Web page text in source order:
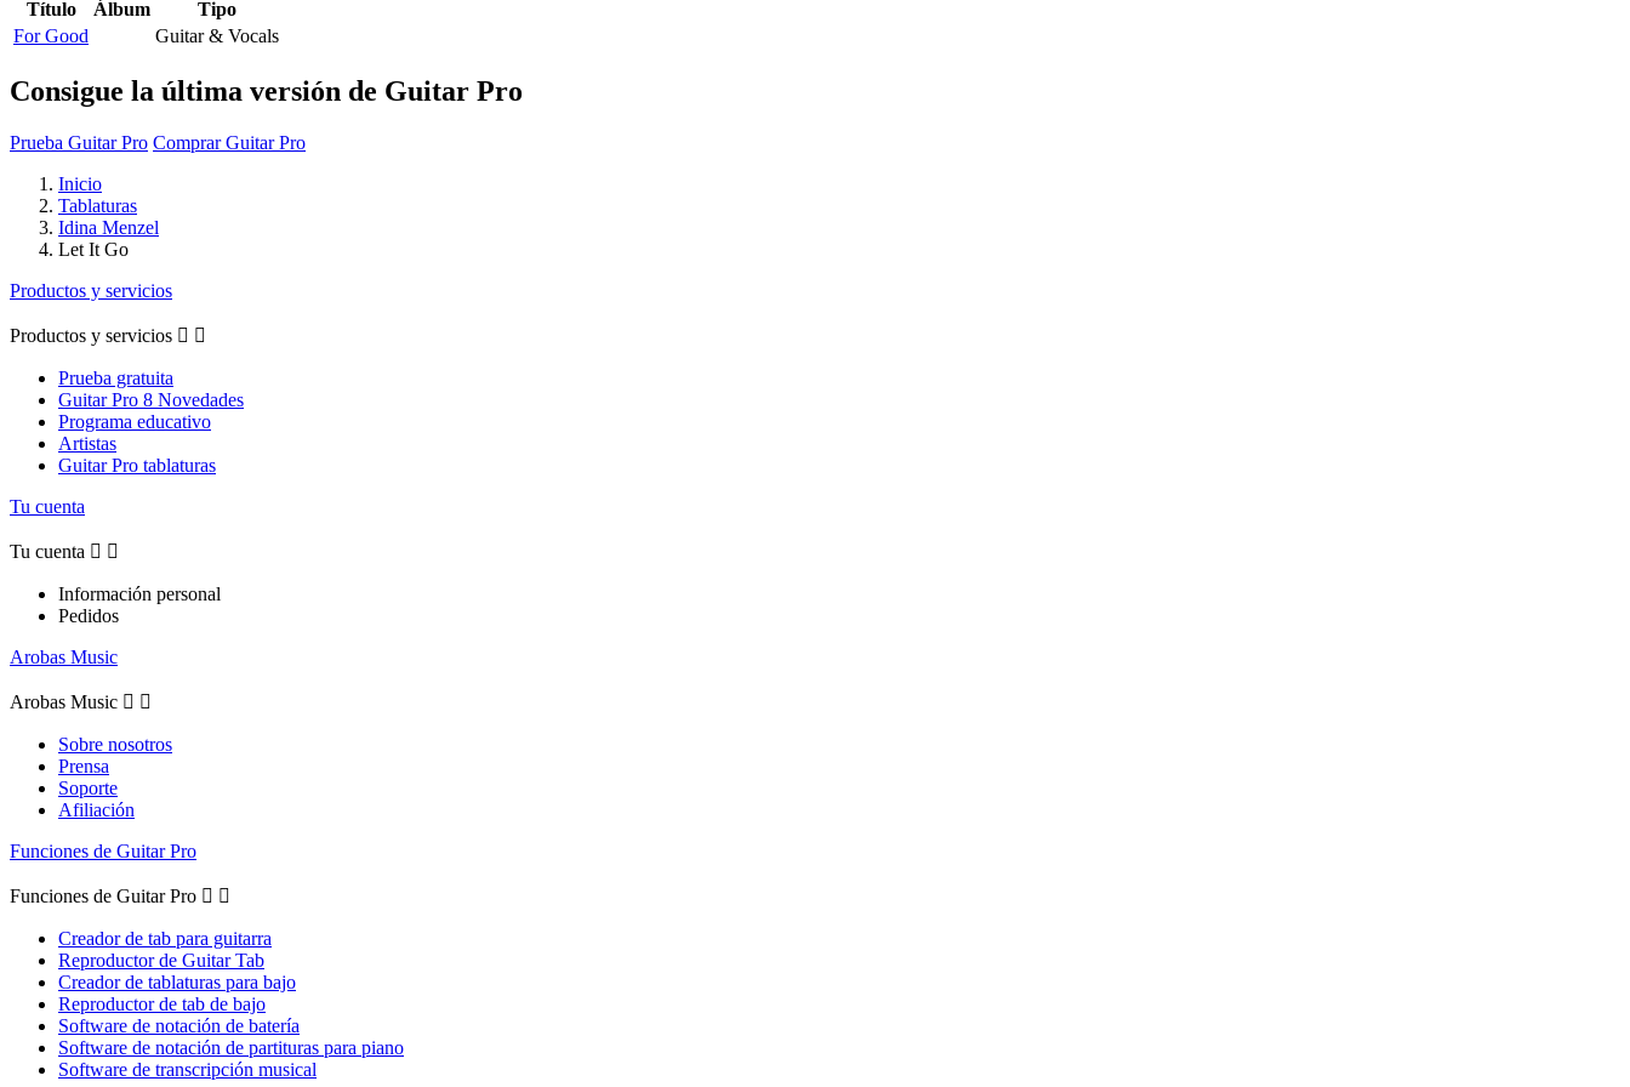
Título Álbum
Tipo
For Good
Guitar & Vocals
Consigue la última versión de Guitar Pro
Prueba Guitar Pro Comprar Guitar Pro
Inicio
Tablaturas
Idina Menzel
Let It Go
Productos y servicios
Productos y servicios  
Prueba gratuita
Guitar Pro 8 Novedades
Programa educativo
Artistas
Guitar Pro tablaturas
Tu cuenta
Tu cuenta  
Información personal
Pedidos
Arobas Music
Arobas Music  
Sobre nosotros
Prensa
Soporte
Afiliación
Funciones de Guitar Pro
Funciones de Guitar Pro  
Creador de tab para guitarra
Reproductor de Guitar Tab
Creador de tablaturas para bajo
Reproductor de tab de bajo
Software de notación de batería
Software de notación de partituras para piano
Software de transcripción musical